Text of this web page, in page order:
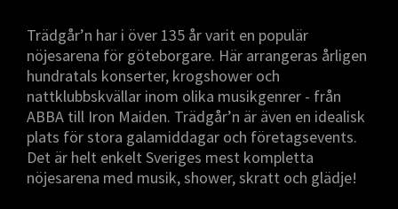
Trädgår’n har i över 135 år varit en populär
nöjesarena för göteborgare. Här arrangeras årligen
hundratals konserter, krogshower och
nattklubbskvällar inom olika musikgenrer - från
ABBA till Iron Maiden. Trädgår’n är även en idealisk
plats för stora galamiddagar och företagsevents.
Det är helt enkelt Sveriges mest kompletta
nöjesarena med musik, shower, skratt och glädje!